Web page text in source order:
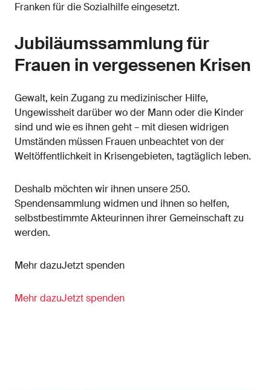
Franken für die Sozialhilfe eingesetzt.
Jubiläumssammlung für
Frauen in vergessenen Krisen
Gewalt, kein Zugang zu medizinischer Hilfe,
Ungewissheit darüber wo der Mann oder die Kinder
sind und wie es ihnen geht – mit diesen widrigen
Umständen müssen Frauen unbeachtet von der
Weltöffentlichkeit in Krisengebieten, tagtäglich leben.
Deshalb möchten wir ihnen unsere 250.
Spendensammlung widmen und ihnen so helfen,
selbstbestimmte Akteurinnen ihrer Gemeinschaft zu
werden.
Mehr dazuJetzt spenden
Mehr dazuJetzt spenden